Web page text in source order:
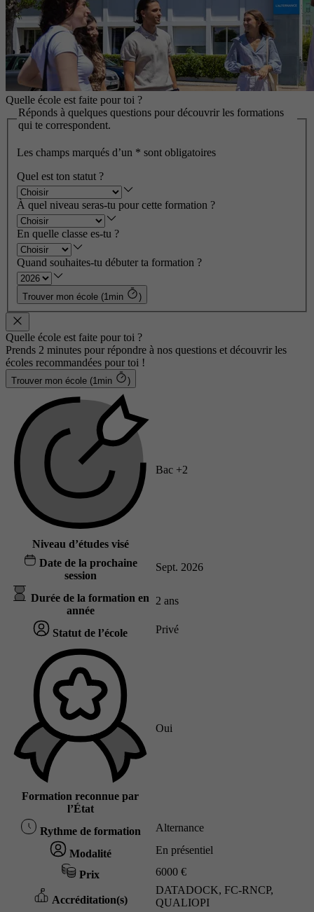
Quelle école est faite pour toi ?
Réponds à quelques questions pour découvrir les formations
qui te correspondent.
Les champs marqués d’un * sont obligatoires
Quel est ton statut ?
À quel niveau seras-tu pour cette formation ?
En quelle classe es-tu ?
Quand souhaites-tu débuter ta formation ?
Trouver mon école (1min )
Quelle école est faite pour toi ?
Prends 2 minutes pour répondre à nos questions et découvrir les
écoles recommandées pour toi !
Trouver mon école (1min )
Niveau d’études visé
Bac +2
Date de la prochaine
session
Sept. 2026
Durée de la formation en
année
2 ans
Statut de l’école Privé
Formation reconnue par
l’État
Oui
Rythme de formation Alternance
Modalité En présentiel
Prix 6000 €
Accréditation(s)
DATADOCK, FC-RNCP,
QUALIOPI